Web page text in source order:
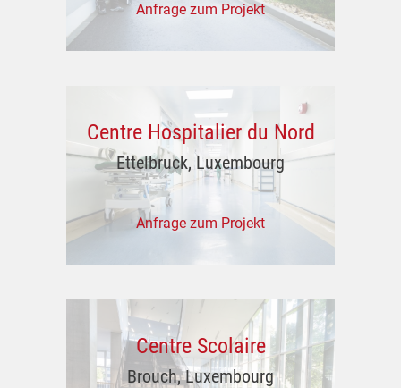
Anfrage zum Projekt
Centre Hospitalier du Nord
Ettelbruck, Luxembourg
Anfrage zum Projekt
Centre Scolaire
Brouch, Luxembourg